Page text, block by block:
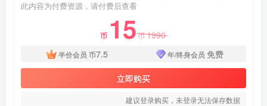
此内容为付费资源，请付费后查看
币 15币1990
半价会员 币7.5 年/终身会员 免费
立即购买
建议登录购买，未登录无法保存数据